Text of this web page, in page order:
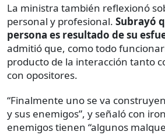
La ministra también reflexionó
personal y profesional. Subrayó
persona es resultado de su
admitió que, como todo
producto de la interacción tanto
con opositores.
“Finalmente uno se va
y sus enemigos”, y señaló con
enemigos tienen “algunos